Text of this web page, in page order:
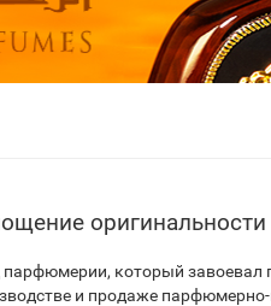
оригинальности
который завоевал
и продаже